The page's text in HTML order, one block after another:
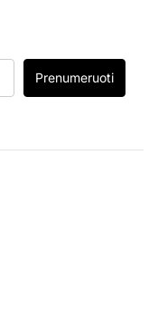
Prenumeruoti